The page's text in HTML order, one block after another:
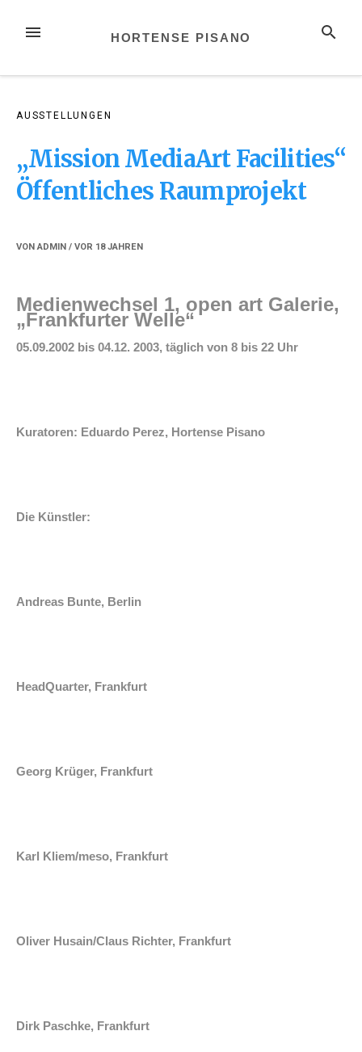
InhaltMENÜ SUCHE
HORTENSE PISANO
AUSSTELLUNGEN
„Mission MediaArt Facilities“
Öffentliches Raumprojekt
VONADMIN / VOR 18 JAHREN
Medienwechsel 1, open art Galerie,
„Frankfurter Welle“
05.09.2002 bis 04.12. 2003, täglich von 8 bis 22 Uhr
Kuratoren: Eduardo Perez, Hortense Pisano
Die Künstler:
Andreas Bunte, Berlin
HeadQuarter, Frankfurt
Georg Krüger, Frankfurt
Karl Kliem/meso, Frankfurt
Oliver Husain/Claus Richter, Frankfurt
Dirk Paschke, Frankfurt